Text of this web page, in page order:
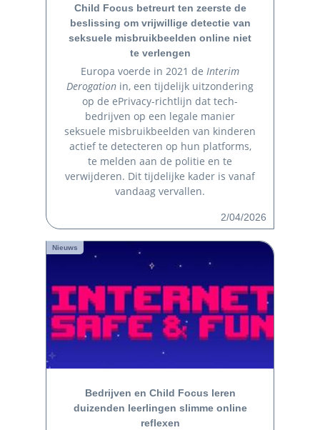
Child Focus betreurt ten zeerste de
beslissing om vrijwillige detectie van
seksuele misbruikbeelden online niet
te verlengen
Europa voerde in 2021 de Interim
Derogation in, een tijdelijk uitzondering
op de ePrivacy-richtlijn dat tech-
bedrijven op een legale manier
seksuele misbruikbeelden van kinderen
actief te detecteren op hun platforms,
te melden aan de politie en te
verwijderen. Dit tijdelijke kader is vanaf
vandaag vervallen.
2/04/2026
Nieuws
Bedrijven en Child Focus leren
duizenden leerlingen slimme online
reflexen